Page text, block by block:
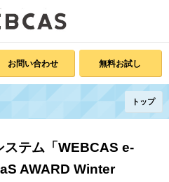
お問い合わせ 無料お試し
トップ
ステム「WEBCAS e-
AWARD Winter